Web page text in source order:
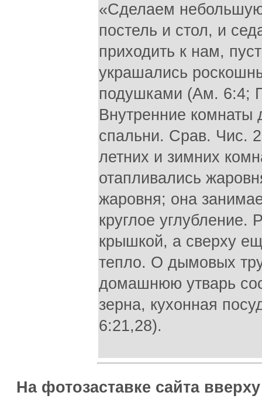
«Сделаем
постель и стол, и
приходить к нам,
украшались
подушками (Ам. 6:4;
Внутренние
спальни. Срав. Чис.
летних и зимних
отапливались
жаровня; она
круглое углубление.
крышкой, а сверху
тепло. О дымовых
домашнюю утварь
зерна, кухонная
6:21,28).
На фотозаставке сайта